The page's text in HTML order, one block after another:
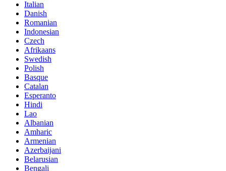
Italian
Danish
Romanian
Indonesian
Czech
Afrikaans
Swedish
Polish
Basque
Catalan
Esperanto
Hindi
Lao
Albanian
Amharic
Armenian
Azerbaijani
Belarusian
Bengali